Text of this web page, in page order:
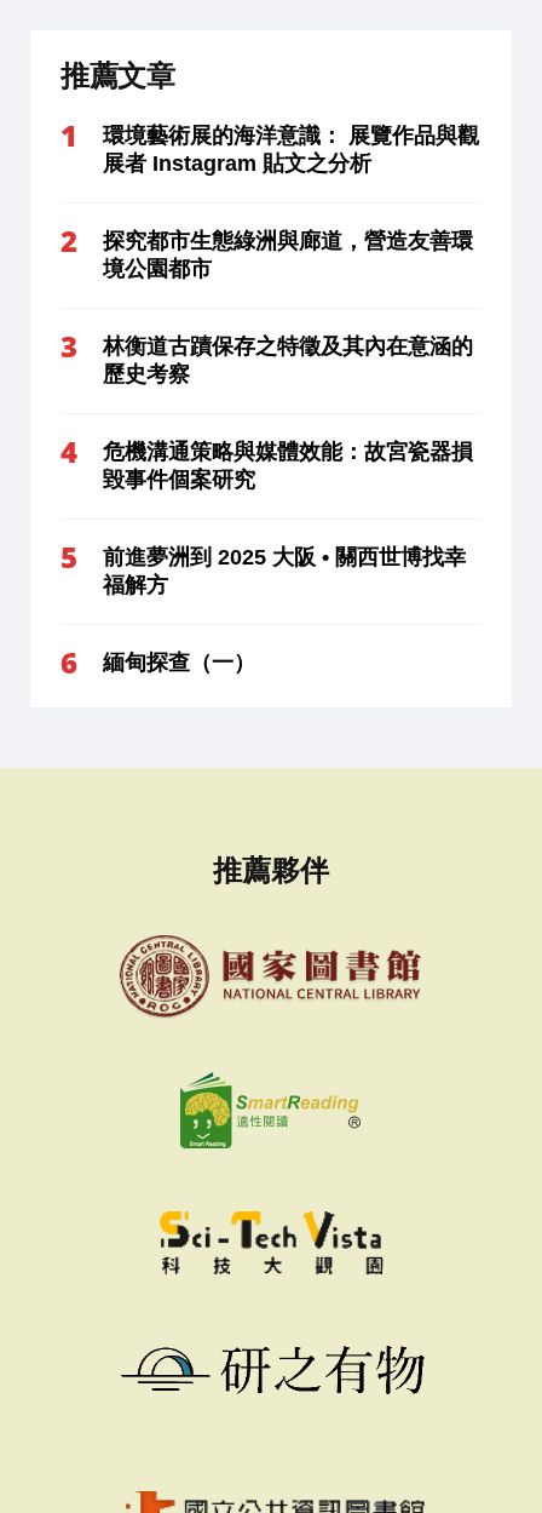
推薦文章
環境藝術展的海洋意識： 展覽作品與觀
展者 Instagram 貼文之分析
探究都市生態綠洲與廊道，營造友善環
境公園都市
林衡道古蹟保存之特徵及其內在意涵的
歷史考察
危機溝通策略與媒體效能：故宮瓷器損
毀事件個案研究
前進夢洲到 2025 大阪 • 關西世博找幸
福解方
緬甸探查（一）
推薦夥伴